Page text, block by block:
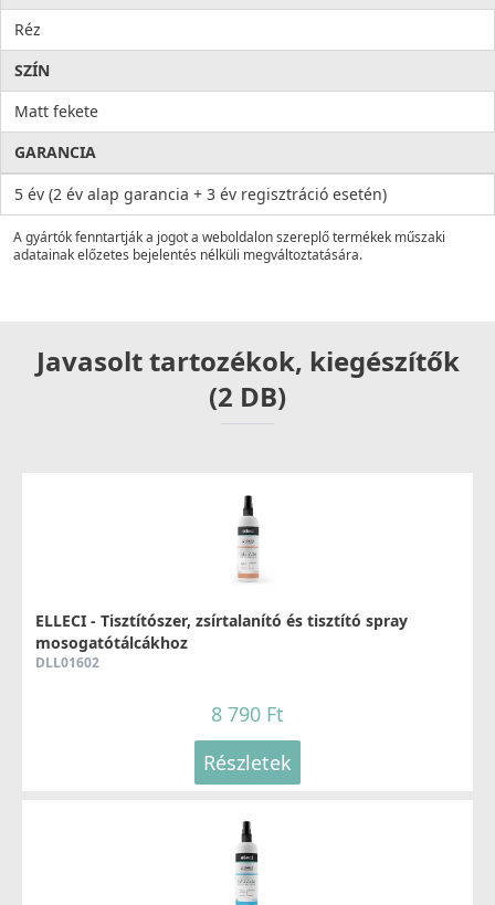
Réz
SZÍN
Matt fekete
GARANCIA
5 év (2 év alap garancia + 3 év regisztráció esetén)
A gyártók fenntartják a jogot a weboldalon szereplő termékek műszaki
adatainak előzetes bejelentés nélküli megváltoztatására.
Javasolt tartozékok, kiegészítők
(2 DB)
ELLECI - Tisztítószer, zsírtalanító és tisztító spray
mosogatótálcákhoz
DLL01602
8 790 Ft
Részletek